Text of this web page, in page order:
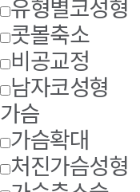
유형별코성형
콧볼축소
비공교정
남자코성형
가슴
가슴확대
처진가슴성형